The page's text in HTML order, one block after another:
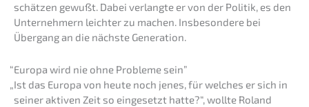
schät­zen gewußt. Dabei verlang­te er von der Politik, es den
Unter­neh­mern leich­ter zu machen. Insbe­son­de­re bei
Übergang an die nächs­te Generation.
“Europa wird nie ohne Proble­me sein”
„Ist das Europa von heute noch jenes, für welches er sich in
seiner aktiven Zeit so einge­setzt hatte?“, wollte Roland